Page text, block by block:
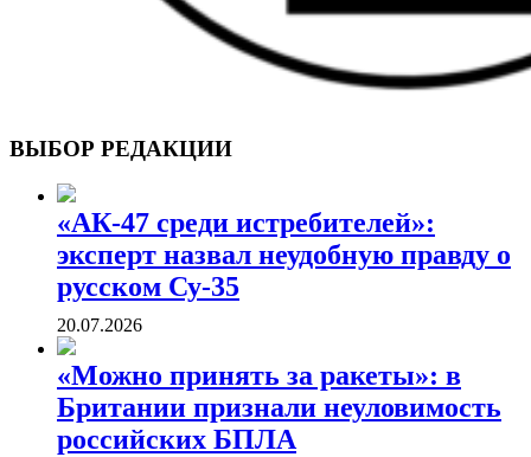
ВОЕННЫЕ СТРАНИЦЫ
СТАТЬИ ВОЕННОЙ ТЕМАТИКИ
ВЫБОР РЕДАКЦИИ
«АК-47 среди истребителей»:
эксперт назвал неудобную правду о
русском Су-35
20.07.2026
«Можно принять за ракеты»: в
Британии признали неуловимость
российских БПЛА